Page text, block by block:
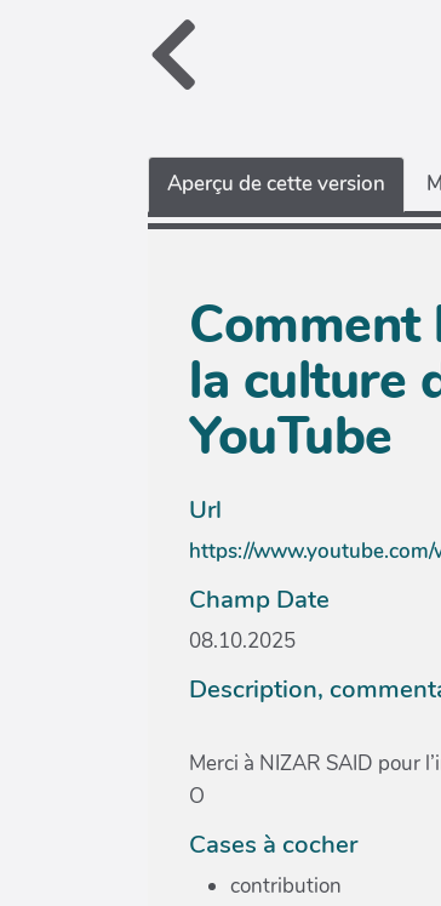
Aperçu de cette version
Comment
la culture
YouTube
Url
https://
Champ Date
08.10.2025
Description,
Merci à NIZAR SAID pour
O
Cases à cocher
contribution